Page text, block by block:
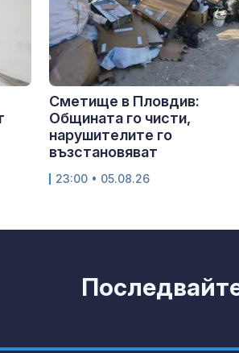
Сметище в Пловдив:
Общината го чисти,
нарушителите го
възстановяват
23:00 • 05.08.26